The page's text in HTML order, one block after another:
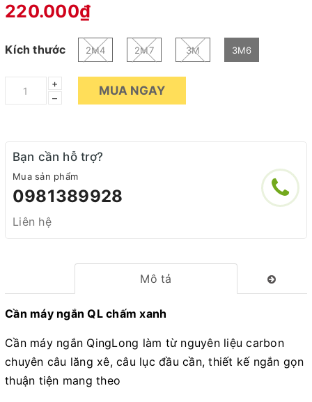
220.000₫
Kích thước 2M4 2M7 3M 3M6
+
–
MUA NGAY
Bạn cần hỗ trợ?
Mua sản phẩm
0981389928
Liên hệ
Mô tả
Cần máy ngắn QL chấm xanh
Cần máy ngắn QingLong làm từ nguyên liệu carbon
chuyên câu lăng xê, câu lục đầu cần, thiết kế ngắn gọn
thuận tiện mang theo